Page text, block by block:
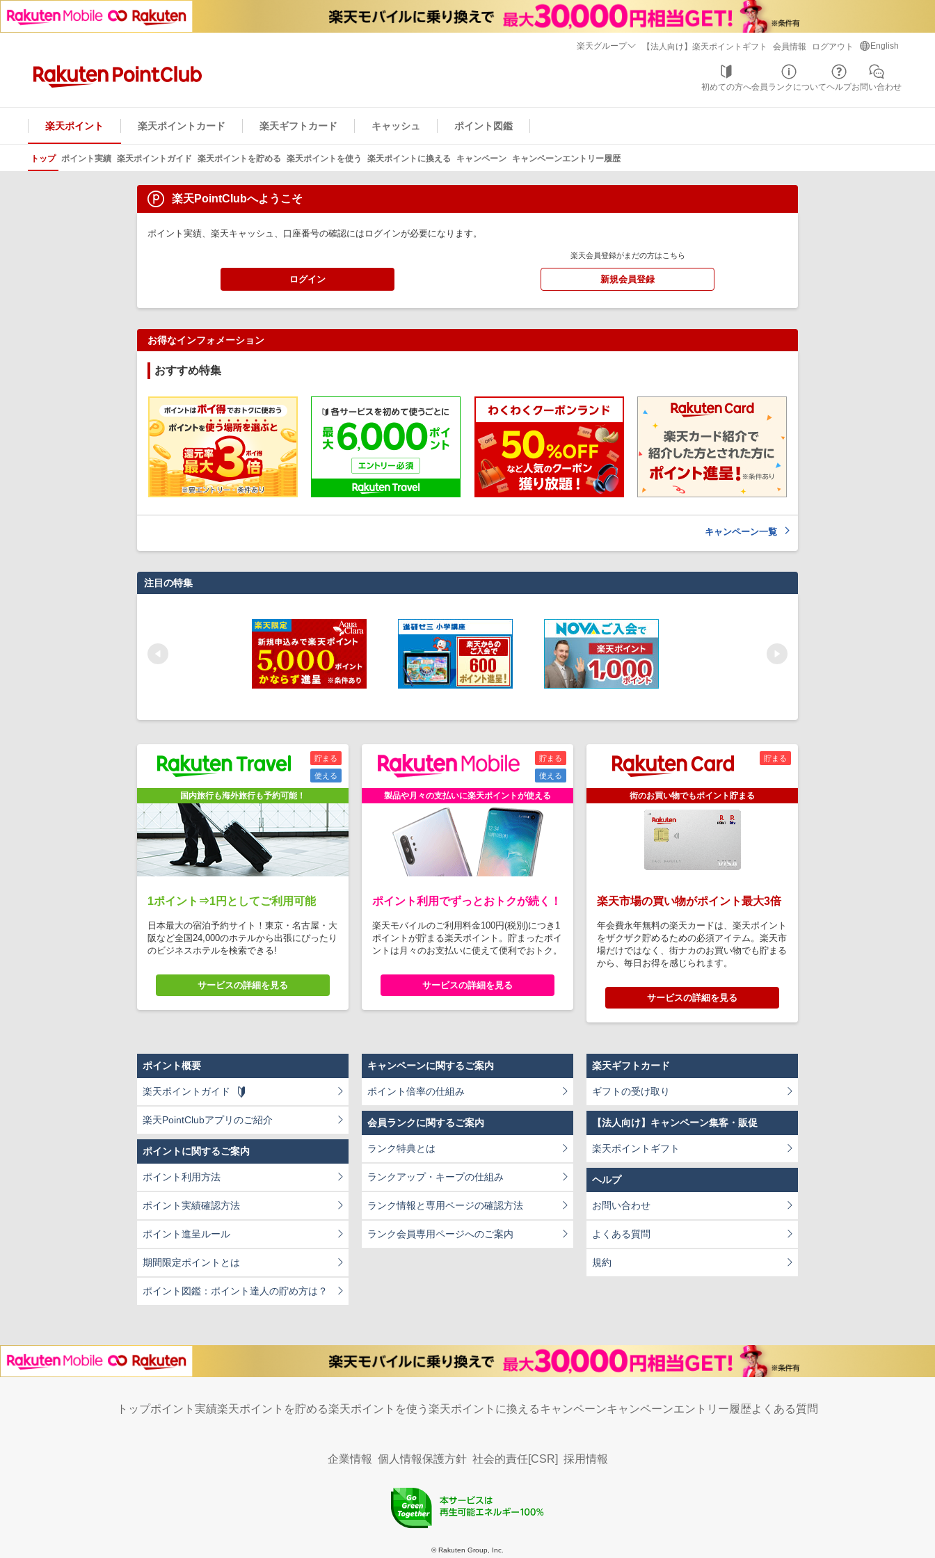
楽天グループ 【法人向け】楽天ポイントギフト 会員情報 ログアウト English
初めての方へ会員ランクについてヘルプお問い合わせ
楽天ポイント 楽天ポイントカード 楽天ギフトカード キャッシュ ポイント図鑑
トップ ポイント実績 楽天ポイントガイド 楽天ポイントを貯める 楽天ポイントを使う 楽天ポイントに換える キャンペーン キャンペーンエントリー履歴
楽天PointClubへようこそ
ポイント実績、楽天キャッシュ、口座番号の確認にはログインが必要になります。
ログイン
楽天会員登録がまだの方はこちら
新規会員登録
お得なインフォメーション
おすすめ特集
キャンペーン一覧
注目の特集
貯まる
使える
国内旅行も海外旅行も予約可能！
1ポイント⇒1円としてご利用可能
日本最大の宿泊予約サイト！東京・名古屋・大
阪など全国24,000のホテルから出張にぴったり
のビジネスホテルを検索できる!
サービスの詳細を見る
貯まる
使える
製品や月々の支払いに楽天ポイントが使える
ポイント利用でずっとおトクが続く！
楽天モバイルのご利用料金100円(税別)につき1
ポイントが貯まる楽天ポイント。貯まったポイ
ントは月々のお支払いに使えて便利でおトク。
サービスの詳細を見る
貯まる
街のお買い物でもポイント貯まる
楽天市場の買い物がポイント最大3倍
年会費永年無料の楽天カードは、楽天ポイント
をザクザク貯めるための必須アイテム。楽天市
場だけではなく、街ナカのお買い物でも貯まる
から、毎日お得を感じられます。
サービスの詳細を見る
ポイント概要
楽天ポイントガイド
楽天PointClubアプリのご紹介
ポイントに関するご案内
ポイント利用方法
ポイント実績確認方法
ポイント進呈ルール
期間限定ポイントとは
ポイント図鑑：ポイント達人の貯め方は？
キャンペーンに関するご案内
ポイント倍率の仕組み
会員ランクに関するご案内
ランク特典とは
ランクアップ・キープの仕組み
ランク情報と専用ページの確認方法
ランク会員専用ページへのご案内
楽天ギフトカード
ギフトの受け取り
【法人向け】キャンペーン集客・販促
楽天ポイントギフト
ヘルプ
お問い合わせ
よくある質問
規約
トップポイント実績楽天ポイントを貯める楽天ポイントを使う 楽天ポイントに換えるキャンペーンキャンペーンエントリー履歴よくある質問
企業情報 個人情報保護方針 社会的責任[CSR] 採用情報
© Rakuten Group, Inc.